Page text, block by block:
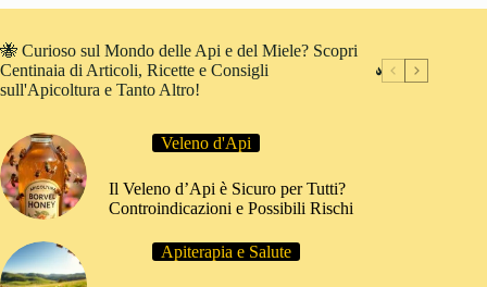
🐝 Curioso sul Mondo delle Api e del Miele? Scopri
Centinaia di Articoli, Ricette e Consigli
sull'Apicoltura e Tanto Altro!
Veleno d'Api
Il Veleno d’Api è Sicuro per Tutti?
Controindicazioni e Possibili Rischi
Apiterapia e Salute